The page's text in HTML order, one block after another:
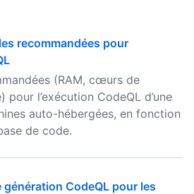
recommandées pour
(RAM, cœurs de
l’exécution CodeQL d’une
auto-hébergées, en fonction
de code.
CodeQL pour les